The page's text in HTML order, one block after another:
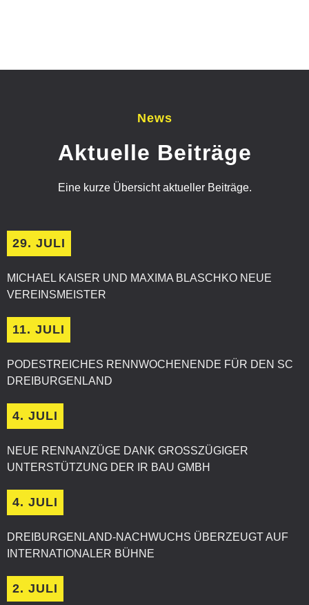
News
Aktuelle Beiträge
Eine kurze Übersicht aktueller Beiträge.
29. JULI
MICHAEL KAISER UND MAXIMA BLASCHKO NEUE
VEREINSMEISTER
11. JULI
PODESTREICHES RENNWOCHENENDE FÜR DEN SC
DREIBURGENLAND
4. JULI
NEUE RENNANZÜGE DANK GROSSZÜGIGER U
NTERSTÜTZUNG DER IR BAU GMBH
4. JULI
DREIBURGENLAND-NACHWUCHS ÜBERZEUGT AUF
INTERNATIONALER BÜHNE
2. JULI